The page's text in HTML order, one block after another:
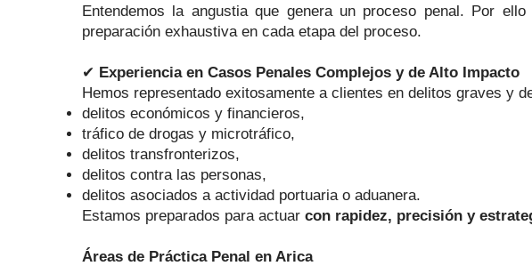
Entendemos la angustia que genera un proceso penal. Por
preparación exhaustiva en cada etapa del proceso.
✔ Experiencia en Casos Penales Complejos y de Alto Impacto
Hemos representado exitosamente a clientes en delitos graves y
delitos económicos y financieros,
tráfico de drogas y microtráfico,
delitos transfronterizos,
delitos contra las personas,
delitos asociados a actividad portuaria o aduanera.
Estamos preparados para actuar con rapidez, precisión y
Áreas de Práctica Penal en Arica